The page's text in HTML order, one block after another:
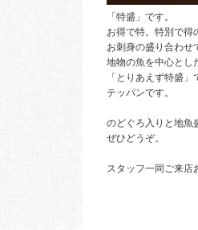
「特盛」です。
お得で特。特別で得
お刺身の盛り合わせ
地物の魚を中心とし
「とりあえず特盛」
テッパンです。
のどぐろ入りと地魚
ぜひどうぞ。
スタッフ一同ご来店